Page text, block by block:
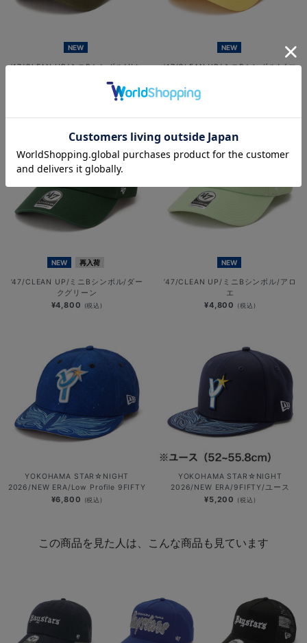
NEW
’47/CLEAN UP/ミニBシンボル/サン
NEW
’47/CLEAN UP/ミニBシンボル/イエ
NEW 再入荷
’47/CLEAN UP/ミニBシンボル/ダー
クグリーン
¥4,800 (税込)
NEW
’47/CLEAN UP/ミニBシンボル/アロ
エ
¥4,800 (税込)
YOKOHAMA STAR☆NIGHT
2026/NEW ERA/Low Profile 9FIFTY
¥6,800 (税込)
YOKOHAMA STAR☆NIGHT
2026/NEW ERA/9FIFTY/ユース
¥5,200 (税込)
この商品を見た人は、こんな商品も見ています